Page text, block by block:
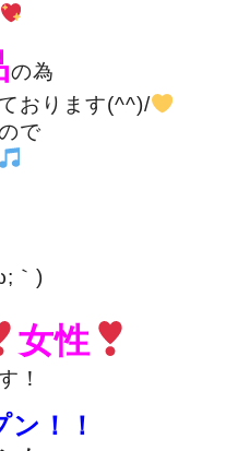
の為
おります(^^)/
で
｀)
女性
！
！！